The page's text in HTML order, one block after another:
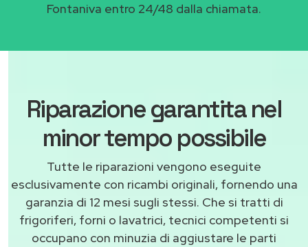
Fontaniva entro 24/48 dalla chiamata.
Riparazione garantita nel
minor tempo possibile
Tutte le riparazioni vengono eseguite
esclusivamente con ricambi originali, fornendo una
garanzia di 12 mesi sugli stessi. Che si tratti di
frigoriferi, forni o lavatrici, tecnici competenti si
occupano con minuzia di aggiustare le parti